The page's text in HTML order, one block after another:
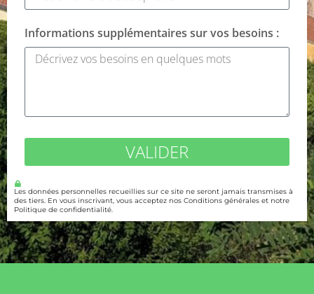
Informations supplémentaires sur vos besoins :
VALIDER
Les données personnelles recueillies sur ce site ne seront jamais transmises à
des tiers. En vous inscrivant, vous acceptez nos Conditions générales et notre
Politique de confidentialité.